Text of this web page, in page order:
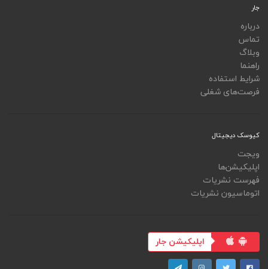
جار
درباره
تماس
وبلاگ
راهنما
شرایط استفاده
فرصت‌های شغلی
کیوسک دیجیتال
ویجت
اپلیکیشن‌ها
فهرست نشریات
اتوماسیون نشریات
اپلیکیشن جار